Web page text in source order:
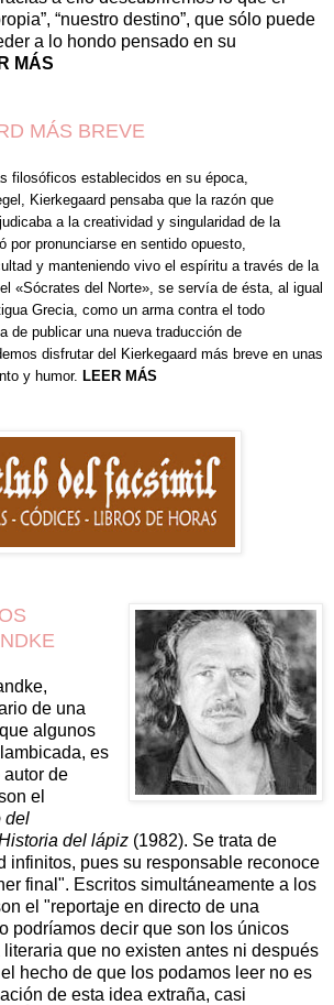
“nuestro destino”, que sólo puede
a lo hondo pensado en su
MÁS
MÁS BREVE
filosóficos establecidos en su época,
Kierkegaard pensaba que la razón que
a la creatividad y singularidad de la
por pronunciarse en sentido opuesto,
y manteniendo vivo el espíritu a través de la
«Sócrates del Norte», se servía de ésta, al igual
Grecia, como un arma contra el todo
de publicar una nueva traducción de
disfrutar del Kierkegaard más breve en unas
y humor. LEER MÁS
de una
algunos
es
de
el
del
del lápiz (1982). Se trata de
infinitos, pues su responsable reconoce
final". Escritos simultáneamente a los
el "reportaje en directo de una
podríamos decir que son los únicos
literaria que no existen antes ni después
hecho de que los podamos leer no es
de esta idea extraña, casi